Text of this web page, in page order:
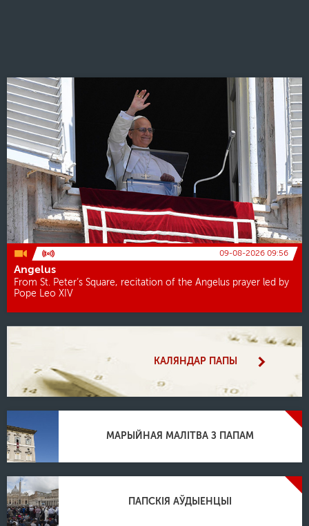
09-08-2026 09:56
Angelus
From St. Peter’s Square, recitation of the Angelus prayer led by
Pope Leo XIV
КАЛЯНДАР ПАПЫ
МАРЫЙНАЯ МАЛІТВА З ПАПАМ
ПАПСКІЯ АЎДЫЕНЦЫІ